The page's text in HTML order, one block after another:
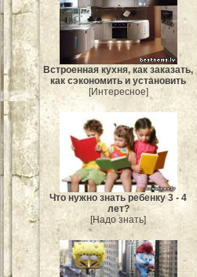
Встроенная кухня, как заказать,
как сэкономить и установить
[Интересное]
Что нужно знать ребенку 3 - 4
лет?
[Надо знать]